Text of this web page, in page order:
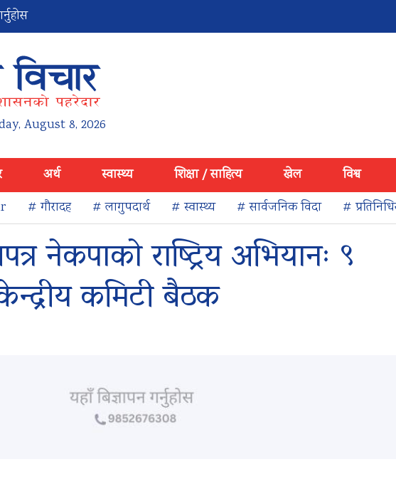
August 8, 2026
अर्थ स्वास्थ्य शिक्षा / साहित्य खेल विश्व
# गौरादह # लागुपदार्थ # स्वास्थ्य # सार्वजनिक विदा #
नेकपाको राष्ट्रिय अभियानः ९
कमिटी बैठक